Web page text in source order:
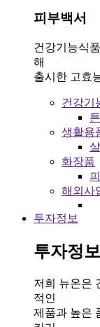
피부백서
건강기능식
해
출시한 고효
건강기
생활용
화장품
해외사
투자정보
투자정보
저희 뉴온은
적인
제품과 높은